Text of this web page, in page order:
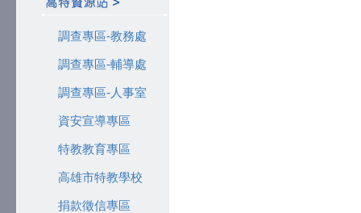
調查專區-教務處
調查專區-輔導處
調查專區-人事室
資安宣導專區
特教教育專區
高雄市特教學校
捐款徵信專區